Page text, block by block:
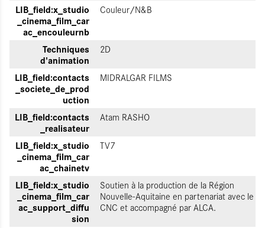
LIB_field:x_studio
_cinema_film_car
ac_encouleurnb
Couleur/N&B
Techniques
d'animation
2D
LIB_field:contacts
_societe_de_prod
uction
MIDRALGAR FILMS
LIB_field:contacts
_realisateur
Atam RASHO
LIB_field:x_studio
_cinema_film_car
ac_chainetv
TV7
LIB_field:x_studio
_cinema_film_car
ac_support_diffu
sion
Soutien à la production de la Région
Nouvelle-Aquitaine en partenariat avec le
CNC et accompagné par ALCA.